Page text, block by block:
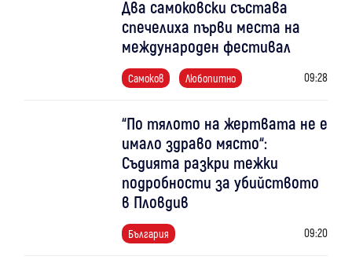
Два самоковски състава
спечелиха първи места на
международен фестивал
Самоков Любопитно 09:28
“По тялото на жертвата не е
имало здраво място“:
Съдията разкри тежки
подробности за убийството
в Пловдив
България 09:20